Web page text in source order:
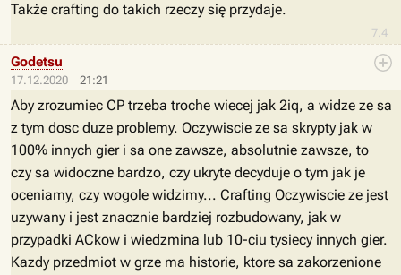
7.4
Także crafting do takich rzeczy się przydaje.
17.12.2020 21:21
Godetsu
Aby zrozumiec CP trzeba troche wiecej jak 2iq, a widze ze sa
z tym dosc duze problemy. Oczywiscie ze sa skrypty jak w
100% innych gier i sa one zawsze, absolutnie zawsze, to
czy sa widoczne bardzo, czy ukryte decyduje o tym jak je
oceniamy, czy wogole widzimy... Crafting Oczywiscie ze jest
uzywany i jest znacznie bardziej rozbudowany, jak w
przypadki ACkow i wiedzmina lub 10-ciu tysiecy innych gier.
Kazdy przedmiot w grze ma historie, ktore sa zakorzenione